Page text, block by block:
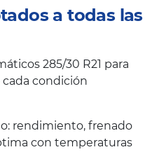
a todas las
285/30 R21 para
condición
rendimiento, frenado
con temperaturas